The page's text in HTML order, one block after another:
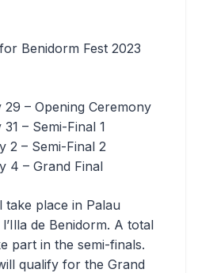
Benidorm Fest 2023
– Opening Ceremony
– Semi-Final 1
2 – Semi-Final 2
4 – Grand Final
place in Palau
de Benidorm. A total
part in the semi-finals.
qualify for the Grand